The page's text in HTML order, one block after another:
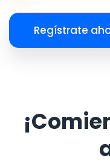
Regístrate